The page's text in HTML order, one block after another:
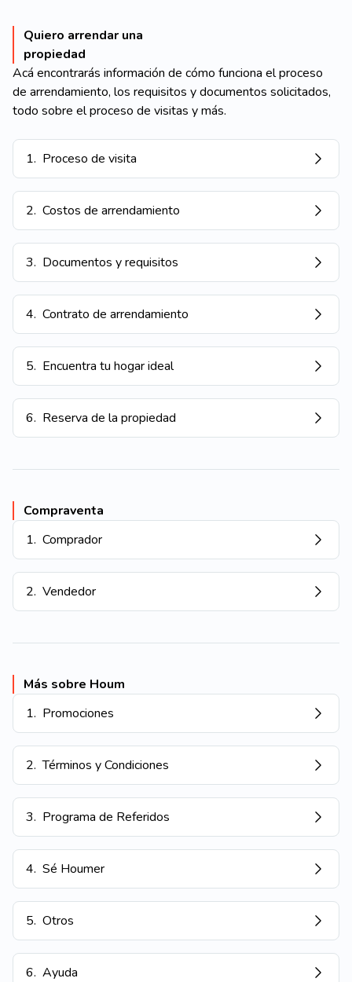
Quiero arrendar una
propiedad
Acá encontrarás información de cómo funciona el proceso
de arrendamiento, los requisitos y documentos solicitados,
todo sobre el proceso de visitas y más.
1. Proceso de visita
2. Costos de arrendamiento
3. Documentos y requisitos
4. Contrato de arrendamiento
5. Encuentra tu hogar ideal
6. Reserva de la propiedad
Compraventa
1. Comprador
2. Vendedor
Más sobre Houm
1. Promociones
2.Términos y Condiciones
3. Programa de Referidos
4. Sé Houmer
5. Otros
6. Ayuda